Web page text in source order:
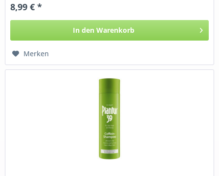
8,99 € *
In den Warenkorb
Merken